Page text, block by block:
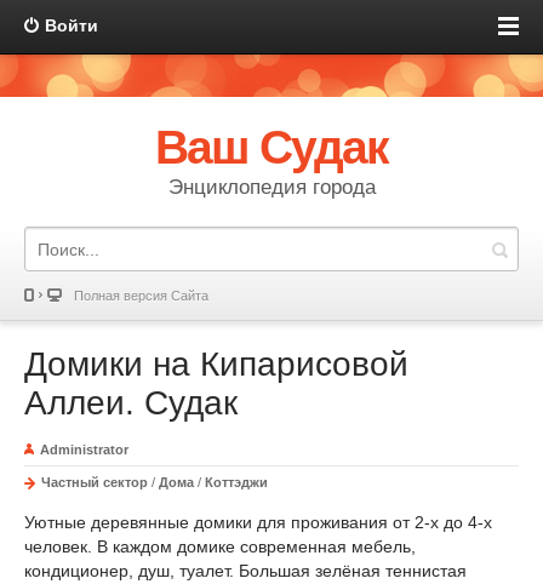
Войти
Ваш Судак
Энциклопедия города
Полная версия Сайта
Домики на Кипарисовой
Аллеи. Судак
Administrator
Частный сектор / Дома / Коттэджи
Уютные деревянные домики для проживания от 2-х до 4-х
человек. В каждом домике современная мебель,
кондиционер, душ, туалет. Большая зелёная теннистая